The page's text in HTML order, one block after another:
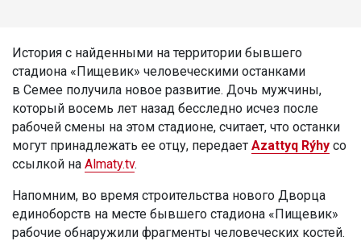
История с найденными на территории бывшего
стадиона «Пищевик» человеческими останками
в Семее получила новое развитие. Дочь мужчины,
который восемь лет назад бесследно исчез после
рабочей смены на этом стадионе, считает, что останки
могут принадлежать ее отцу, передает Azattyq Rýhy со
ссылкой на Almaty.tv.
Напомним, во время строительства нового Дворца
единоборств на месте бывшего стадиона «Пищевик»
рабочие обнаружили фрагменты человеческих костей.